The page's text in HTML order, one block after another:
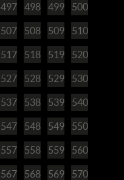
497 498 499 500
507 508 509 510
517 518 519 520
527 528 529 530
537 538 539 540
547 548 549 550
557 558 559 560
567 568 569 570